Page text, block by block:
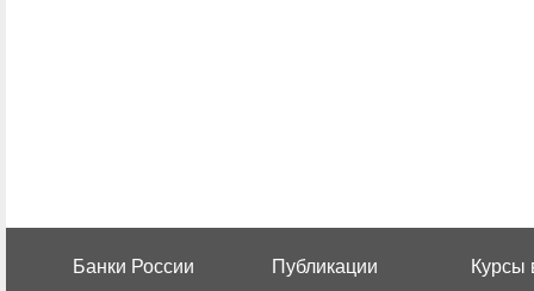
Банки России Публикации Курсы